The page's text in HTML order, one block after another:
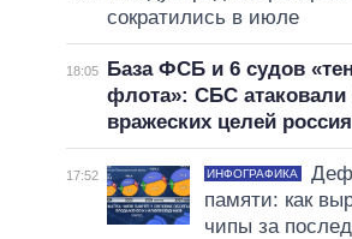
сократились в июле
18:05
База ФСБ и 6 судов
флота»: СБС атаковали
вражеских целей
17:52 ИНФОГРАФИКА
памяти: как
чипы за